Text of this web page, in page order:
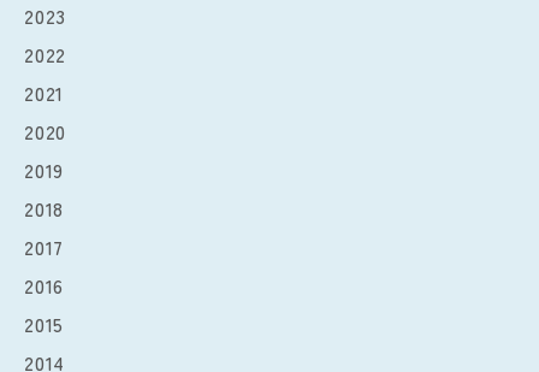
2023
2022
2021
2020
2019
2018
2017
2016
2015
2014